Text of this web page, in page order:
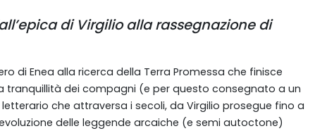
di Virgilio alla rassegnazione di
di Enea alla ricerca della Terra Promessa che finisce
dei compagni (e per questo consegnato a un
che attraversa i secoli, da Virgilio prosegue fino a
delle leggende arcaiche (e semi autoctone)